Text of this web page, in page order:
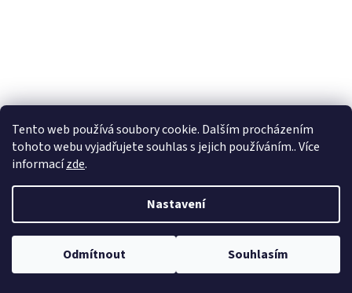
Tento web používá soubory cookie. Dalším procházením
tohoto webu vyjadřujete souhlas s jejich používáním.. Více
informacízde.
Nastavení
Odmítnout Souhlasím
Ostropestřec mariánský drcený 300g, Provita